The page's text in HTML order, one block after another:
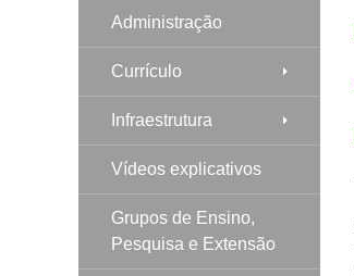
Administração
Currículo
Infraestrutura
Vídeos explicativos
Grupos de Ensino,
Pesquisa e Extensão